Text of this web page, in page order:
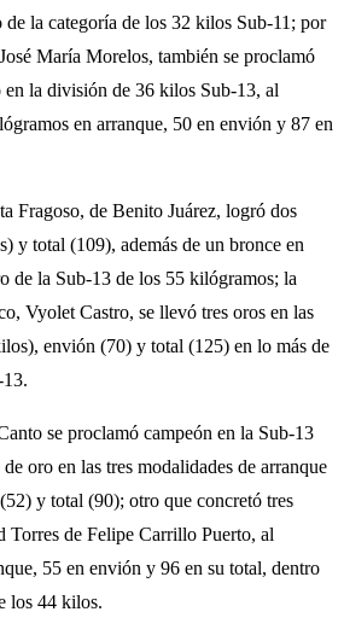
la categoría de los 32 kilos Sub-11; por
María Morelos, también se proclamó
en la división de 36 kilos Sub-13, al
en arranque, 50 en envión y 87 en
Fragoso, de Benito Juárez, logró dos
y total (109), además de un bronce en
de la Sub-13 de los 55 kilógramos; la
Vyolet Castro, se llevó tres oros en las
envión (70) y total (125) en lo más de
se proclamó campeón en la Sub-13
oro en las tres modalidades de arranque
y total (90); otro que concretó tres
Torres de Felipe Carrillo Puerto, al
55 en envión y 96 en su total, dentro
los 44 kilos.